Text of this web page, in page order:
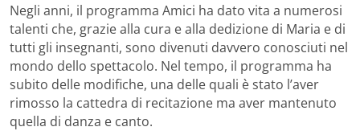
Negli anni, il programma Amici ha dato vita a numerosi
talenti che, grazie alla cura e alla dedizione di Maria e di
tutti gli insegnanti, sono divenuti davvero conosciuti nel
mondo dello spettacolo. Nel tempo, il programma ha
subito delle modifiche, una delle quali è stato l’aver
rimosso la cattedra di recitazione ma aver mantenuto
quella di danza e canto.